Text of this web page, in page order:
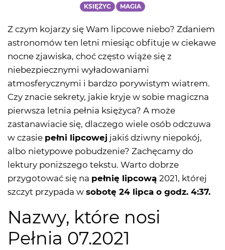
KSIĘŻYC MAGIA
Z czym kojarzy się Wam lipcowe niebo? Zdaniem
astronomów ten letni miesiąc obfituje w ciekawe
nocne zjawiska, choć często wiąże się z
niebezpiecznymi wyładowaniami
atmosferycznymi i bardzo porywistym wiatrem.
Czy znacie sekrety, jakie kryje w sobie magiczna
pierwsza letnia pełnia księżyca? A może
zastanawiacie się, dlaczego wiele osób odczuwa
w czasie pełni lipcowej jakiś dziwny niepokój,
albo nietypowe pobudzenie? Zachęcamy do
lektury poniższego tekstu. Warto dobrze
przygotować się na pełnię lipcową 2021, której
szczyt przypada w sobotę 24 lipca o godz. 4:37.
Nazwy, które nosi
Pełnia 07.2021